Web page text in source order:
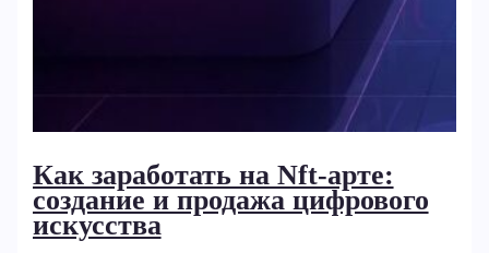
Как заработать на Nft-арте:
создание и продажа цифрового
искусства